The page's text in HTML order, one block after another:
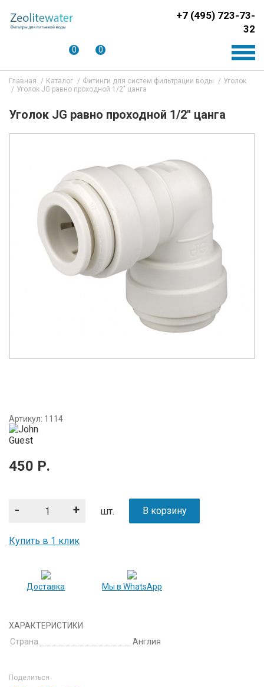
+7 (495) 723-73-
32
0 0
Главная Каталог Фитинги для систем фильтрации воды
Уголок
Уголок JG равно проходной 1/2" цанга
Уголок JG равно проходной 1/2" цанга
Артикул: 1114
450 Р.
+
- шт. В корзину
Купить в 1 клик
Доставка Мы в WhatsApp
ХАРАКТЕРИСТИКИ
Страна
Англия
Поделиться